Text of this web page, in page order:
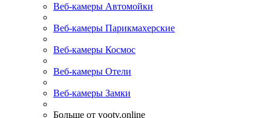
Веб-камеры Автомойки
Веб-камеры Парикмахерские
Веб-камеры Космос
Веб-камеры Отели
Веб-камеры Замки
Больше от yootv.online